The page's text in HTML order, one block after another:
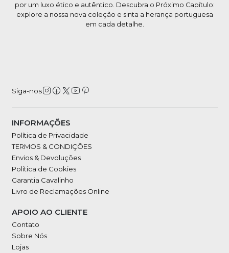
por um luxo ético e autêntico. Descubra o Próximo Capítulo:
explore a nossa nova coleção e sinta a herança portuguesa
em cada detalhe.
Siga-nos
INFORMAÇÕES
Política de Privacidade
TERMOS & CONDIÇÕES
Envios & Devoluções
Política de Cookies
Garantia Cavalinho
Livro de Reclamações Online
APOIO AO CLIENTE
Contato
Sobre Nós
Lojas